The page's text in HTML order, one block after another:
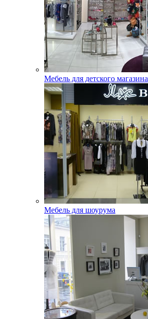
Мебель для детского магазина
Мебель для шоурума